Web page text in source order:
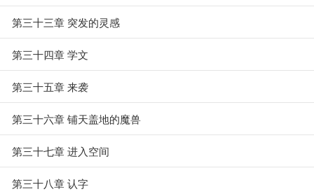
第三十三章 突发的灵感
第三十四章 学文
第三十五章 来袭
第三十六章 铺天盖地的魔兽
第三十七章 进入空间
第三十八章 认字